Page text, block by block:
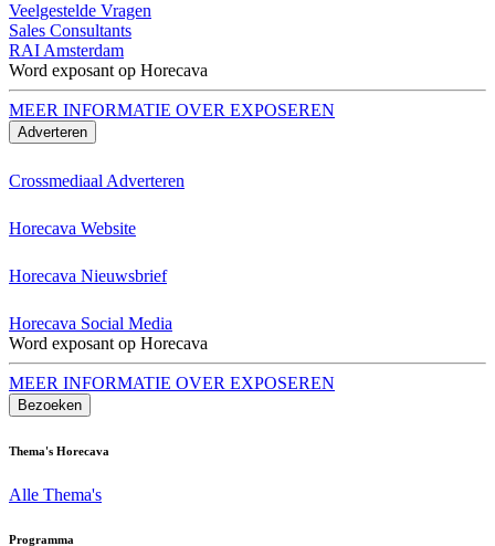
Veelgestelde Vragen
Sales Consultants
RAI Amsterdam
Word exposant op Horecava
MEER INFORMATIE OVER EXPOSEREN
Adverteren
Crossmediaal Adverteren
Horecava Website
Horecava Nieuwsbrief
Horecava Social Media
Word exposant op Horecava
MEER INFORMATIE OVER EXPOSEREN
Bezoeken
Thema's Horecava
Alle Thema's
Programma